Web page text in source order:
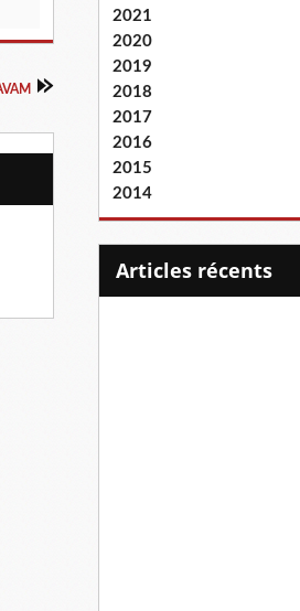
2021
2020
2019
2018
2017
2016
2015
2014
articles récents